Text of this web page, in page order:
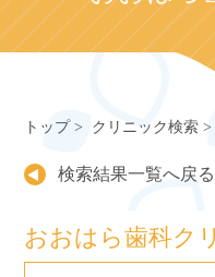
トップ クリニック検索
検索結果一覧へ戻る
おおはら歯科ク